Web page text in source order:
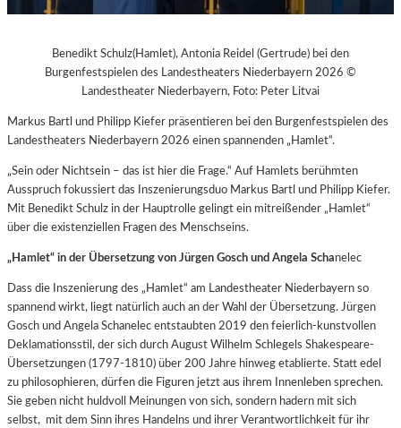
Benedikt Schulz(Hamlet), Antonia Reidel (Gertrude) bei den
Burgenfestspielen des Landestheaters Niederbayern 2026 ©
Landestheater Niederbayern, Foto: Peter Litvai
Markus Bartl und Philipp Kiefer präsentieren bei den Burgenfestspielen des
Landestheaters Niederbayern 2026 einen spannenden „Hamlet“.
„Sein oder Nichtsein – das ist hier die Frage.“ Auf Hamlets berühmten
Ausspruch fokussiert das Inszenierungsduo Markus Bartl und Philipp Kiefer.
Mit Benedikt Schulz in der Hauptrolle gelingt ein mitreißender „Hamlet“
über die existenziellen Fragen des Menschseins.
„Hamlet“ in der Übersetzung von Jürgen Gosch und Angela Schanelec
Dass die Inszenierung des „Hamlet“ am Landestheater Niederbayern so
spannend wirkt, liegt natürlich auch an der Wahl der Übersetzung. Jürgen
Gosch und Angela Schanelec entstaubten 2019 den feierlich-kunstvollen
Deklamationsstil, der sich durch August Wilhelm Schlegels Shakespeare-
Übersetzungen (1797-1810) über 200 Jahre hinweg etablierte. Statt edel
zu philosophieren, dürfen die Figuren jetzt aus ihrem Innenleben sprechen.
Sie geben nicht huldvoll Meinungen von sich, sondern hadern mit sich
selbst, mit dem Sinn ihres Handelns und ihrer Verantwortlichkeit für ihr